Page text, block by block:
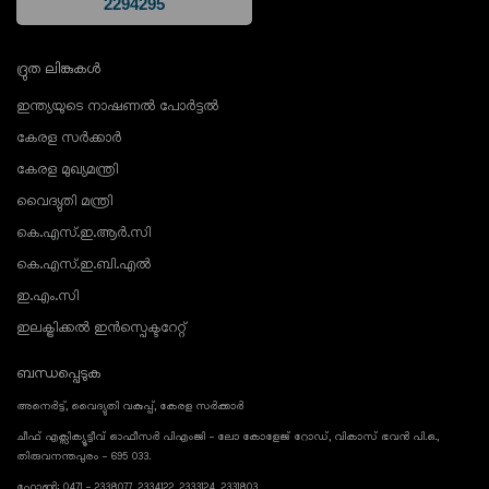
ദ്രുത ലിങ്കുകൾ
ഇന്ത്യയുടെ നാഷണൽ പോർട്ടൽ
കേരള സർക്കാർ
കേരള മുഖ്യമന്ത്രി
വൈദ്യുതി മന്ത്രി
കെ.എസ്.ഇ.ആർ.സി
കെ.എസ്.ഇ.ബി.എൽ
ഇ.എം.സി
ഇലക്ട്രിക്കൽ ഇൻസ്പെക്ടറേറ്റ്
ബന്ധപ്പെടുക
അനെർട്ട്, വൈദ്യുതി വകുപ്പ്, കേരള സർക്കാർ
ചീഫ് എക്സിക്യൂട്ടീവ് ഓഫീസർ പിഎംജി - ലോ കോളേജ് റോഡ്, വികാസ് ഭവൻ പി.ഒ.,
തിരുവനന്തപുരം - 695 033.